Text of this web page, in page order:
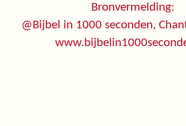
Bronvermelding:
@Bijbel in 1000 seconden,